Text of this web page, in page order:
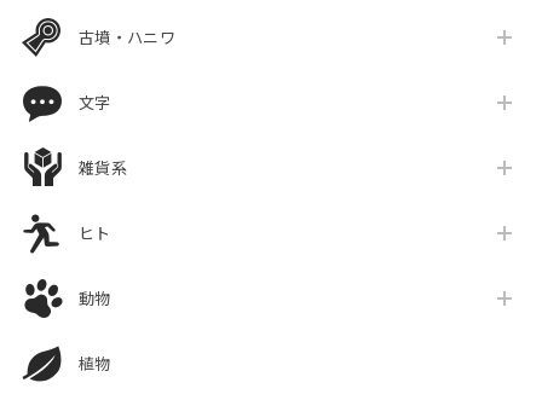
古墳・ハニワ
文字
雑貨系
ヒト
動物
植物